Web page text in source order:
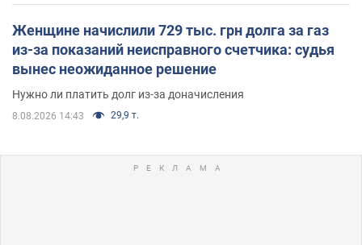
Женщине начислили 729 тыс. грн долга за газ
из-за показаний неисправного счетчика: судья
вынес неожиданное решение
Нужно ли платить долг из-за доначисления
8.08.2026 14:43 29,9 т.